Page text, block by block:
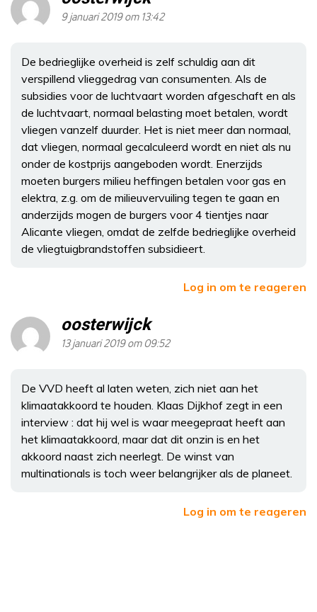
9 januari 2019 om 13:42
De bedrieglijke overheid is zelf schuldig aan dit
verspillend vlieggedrag van consumenten. Als de
subsidies voor de luchtvaart worden afgeschaft en als
de luchtvaart, normaal belasting moet betalen, wordt
vliegen vanzelf duurder. Het is niet meer dan normaal,
dat vliegen, normaal gecalculeerd wordt en niet als nu
onder de kostprijs aangeboden wordt. Enerzijds
moeten burgers milieu heffingen betalen voor gas en
elektra, z.g. om de milieuvervuiling tegen te gaan en
anderzijds mogen de burgers voor 4 tientjes naar
Alicante vliegen, omdat de zelfde bedrieglijke overheid
de vliegtuigbrandstoffen subsidieert.
Log in om te reageren
oosterwijck
13 januari 2019 om 09:52
De VVD heeft al laten weten, zich niet aan het
klimaatakkoord te houden. Klaas Dijkhof zegt in een
interview : dat hij wel is waar meegepraat heeft aan
het klimaatakkoord, maar dat dit onzin is en het
akkoord naast zich neerlegt. De winst van
multinationals is toch weer belangrijker als de planeet.
Log in om te reageren